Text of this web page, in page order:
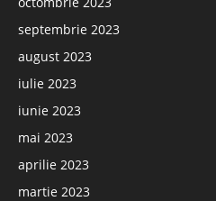
septembrie 2023
august 2023
iulie 2023
iunie 2023
mai 2023
aprilie 2023
martie 2023